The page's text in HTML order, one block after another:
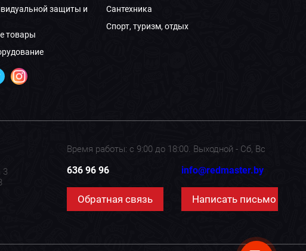
защиты и
товары
Сантехника
Спорт, туризм, отдых
3
Время работы: с 9:00 до 18:00. Выходной - Сб, Вс
636 96 96
Обратная связь
info@redmaster.by
Написать письмо